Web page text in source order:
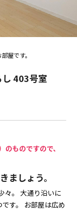
屋です。
403号室
ものですので、
ましょう。
。 大通り沿いに
す。
お部屋は広め